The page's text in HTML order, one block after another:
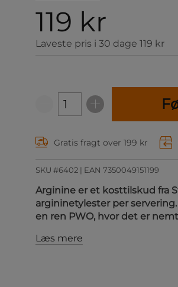
119 kr
Laveste pris i 30 dage 119 kr
Gratis fragt over 199 kr
SKU #6402 | EAN 7350049151199
Arginine er et kosttilskud fra
argininetylester per
en ren PWO, hvor det er
Læs mere